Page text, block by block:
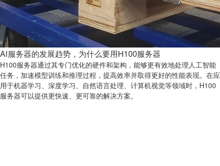
AI服务器的发展趋势，为什么要用H100服务器
H100服务器通过其专门优化的硬件和架构，能够更有效地处理人工智能
任务，加速模型训练和推理过程，提高效率并取得更好的性能表现。在应
用于机器学习、深度学习、自然语言处理、计算机视觉等领域时，H100
服务器可以提供更快速、更可靠的解决方案。